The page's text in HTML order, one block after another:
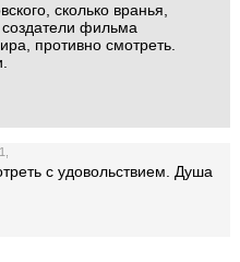
сколько вранья,
создатели фильма
противно смотреть.
с удовольствием. Душа